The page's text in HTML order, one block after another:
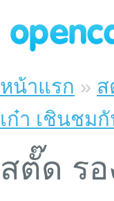
หน้าแรก » ส
เก๋า เชินชม
สตั๊ด รอ